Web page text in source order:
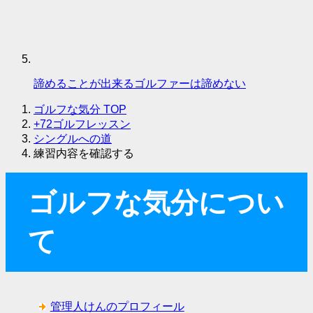
諦めることが出来るゴルファーは諦めない
ゴルフな気分 TOP
+72ゴルフレッスン
シングルへの道
練習内容を確認する
ゴルフな気分につい
て
管理人けんのプロフィール